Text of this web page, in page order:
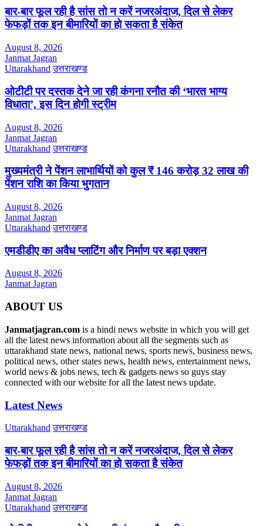
बार-बार फूल रही है सांस तो न करें नजरअंदाज, दिल से लेकर
फेफड़ों तक इन बीमारियों का हो सकता है संकेत
August 8, 2026
Janmat Jagran
Uttarakhand उत्तराखण्ड
ओटीटी पर दस्तक देने जा रही कंगना रनौत की ‘भारत भाग्य
विधाता’, इस दिन होगी स्ट्रीम
August 8, 2026
Janmat Jagran
Uttarakhand उत्तराखण्ड
मुख्यमंत्री ने पेंशन लाभार्थियों को कुल ₹ 146 करोड़ 32 लाख की
पेंशन राशि का किया भुगतान
August 8, 2026
Janmat Jagran
Uttarakhand उत्तराखण्ड
एमडीडीए का अवैध प्लाटिंग और निर्माण पर बड़ा एक्शन
August 8, 2026
Janmat Jagran
ABOUT US
Janmatjagran.com is a hindi news website in which you will get
all the latest news information about all the segments such as
uttarakhand state news, national news, sports news, business news,
political news, other states news, health news, entertainment news,
world news & jobs news, tech & gadgets news so guys stay
connected with our website for all the latest news update.
Latest News
Uttarakhand उत्तराखण्ड
बार-बार फूल रही है सांस तो न करें नजरअंदाज, दिल से लेकर
फेफड़ों तक इन बीमारियों का हो सकता है संकेत
August 8, 2026
Janmat Jagran
Uttarakhand उत्तराखण्ड